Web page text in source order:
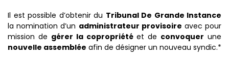
Il est possible d’obtenir du Tribunal De Grande Instance
la nomination d’un administrateur provisoire avec pour
mission de gérer la copropriétéet de convoquer une
nouvelle assemblée afin de désigner un nouveau syndic.*